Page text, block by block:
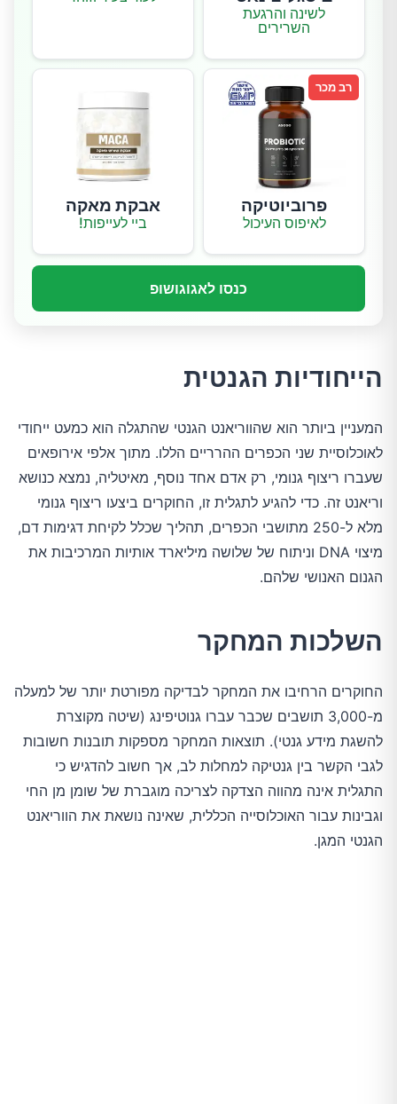
לשינה והרגעת
השרירים
רב מכר
פרוביוטיקה
לאיפוס העיכול
אבקת מאקה
ביי לעייפות!
כנסו לאגוגושופ
הייחודיות הגנטית
המעניין ביותר הוא שהווריאנט הגנטי שהתגלה הוא כמעט ייחודי
לאוכלוסיית שני הכפרים ההרריים הללו. מתוך אלפי אירופאים
שעברו ריצוף גנומי, רק אדם אחד נוסף, מאיטליה, נמצא כנושא
וריאנט זה. כדי להגיע לתגלית זו, החוקרים ביצעו ריצוף גנומי
מלא ל-250 מתושבי הכפרים, תהליך שכלל לקיחת דגימות דם,
מיצוי DNA וניתוח של שלושה מיליארד אותיות המרכיבות את
הגנום האנושי שלהם.
השלכות המחקר
החוקרים הרחיבו את המחקר לבדיקה מפורטת יותר של למעלה
מ-3,000 תושבים שכבר עברו גנוטיפינג (שיטה מקוצרת
להשגת מידע גנטי). תוצאות המחקר מספקות תובנות חשובות
לגבי הקשר בין גנטיקה למחלות לב, אך חשוב להדגיש כי
התגלית אינה מהווה הצדקה לצריכה מוגברת של שומן מן החי
וגבינות עבור האוכלוסייה הכללית, שאינה נושאת את הווריאנט
הגנטי המגן.